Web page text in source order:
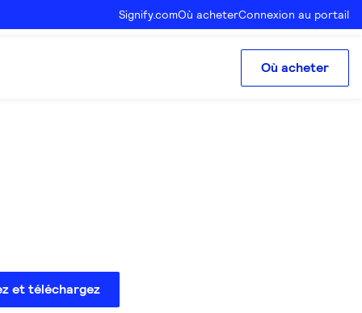
Signify.comOù acheterConnexion au portail
Où acheter
et téléchargez